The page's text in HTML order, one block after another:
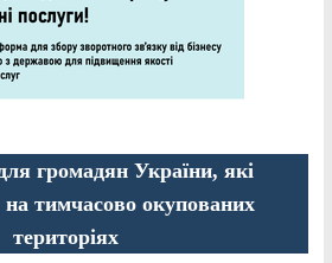
громадян України, які
тимчасово окупованих
територіях